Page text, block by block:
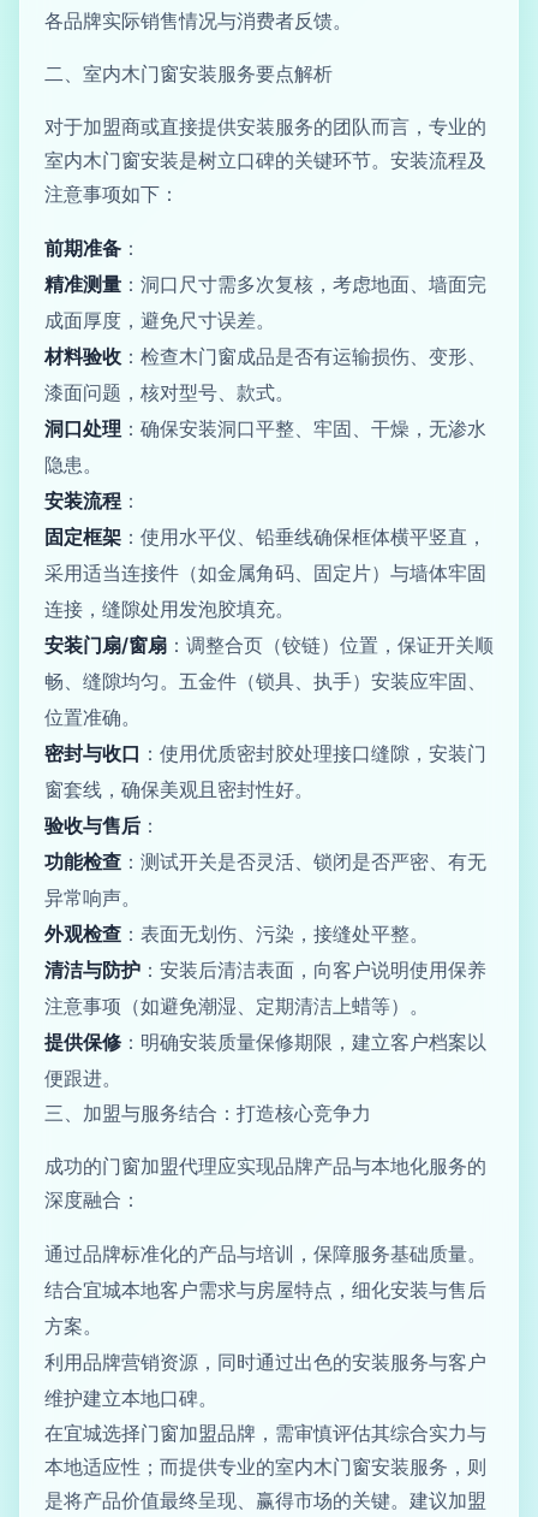
各品牌实际销售情况与消费者反馈。
二、室内木门窗安装服务要点解析
对于加盟商或直接提供安装服务的团队而言，专业的
室内木门窗安装是树立口碑的关键环节。安装流程及
注意事项如下：
前期准备 ：
精准测量 ：洞口尺寸需多次复核，考虑地面、墙面完
成面厚度，避免尺寸误差。
材料验收 ：检查木门窗成品是否有运输损伤、变形、
漆面问题，核对型号、款式。
洞口处理 ：确保安装洞口平整、牢固、干燥，无渗水
隐患。
安装流程 ：
固定框架 ：使用水平仪、铅垂线确保框体横平竖直，
采用适当连接件（如金属角码、固定片）与墙体牢固
连接，缝隙处用发泡胶填充。
安装门扇/窗扇 ：调整合页（铰链）位置，保证开关顺
畅、缝隙均匀。五金件（锁具、执手）安装应牢固、
位置准确。
密封与收口 ：使用优质密封胶处理接口缝隙，安装门
窗套线，确保美观且密封性好。
验收与售后 ：
功能检查 ：测试开关是否灵活、锁闭是否严密、有无
异常响声。
外观检查 ：表面无划伤、污染，接缝处平整。
清洁与防护 ：安装后清洁表面，向客户说明使用保养
注意事项（如避免潮湿、定期清洁上蜡等）。
提供保修 ：明确安装质量保修期限，建立客户档案以
便跟进。
三、加盟与服务结合：打造核心竞争力
成功的门窗加盟代理应实现品牌产品与本地化服务的
深度融合：
通过品牌标准化的产品与培训，保障服务基础质量。
结合宜城本地客户需求与房屋特点，细化安装与售后
方案。
利用品牌营销资源，同时通过出色的安装服务与客户
维护建立本地口碑。
在宜城选择门窗加盟品牌，需审慎评估其综合实力与
本地适应性；而提供专业的室内木门窗安装服务，则
是将产品价值最终呈现、赢得市场的关键。建议加盟